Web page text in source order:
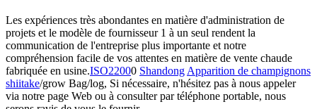
Les expériences très abondantes en matière d'administration de
projets et le modèle de fournisseur 1 à un seul rendent la
communication de l'entreprise plus importante et notre
compréhension facile de vos attentes en matière de vente chaude
fabriquée en usine.ISO22000 Shandong Apparition de champignons
shiitake/grow Bag/log, Si nécessaire, n'hésitez pas à nous appeler
via notre page Web ou à consulter par téléphone portable, nous